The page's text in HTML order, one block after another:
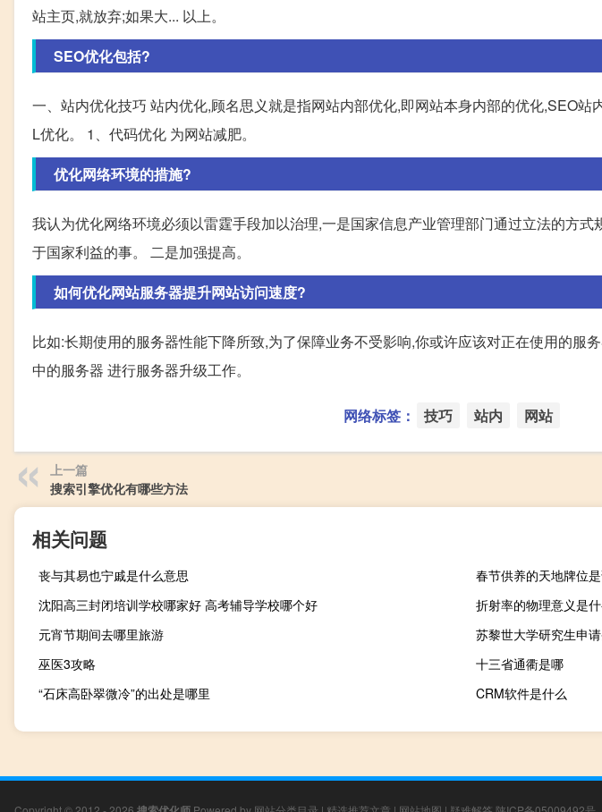
站主页,就放弃;如果大... 以上。
SEO优化包括?
一、站内优化技巧 站内优化,顾名思义就是指网站内部优化,即网站本身内部的优化,SEO
L优化。 1、代码优化 为网站减肥。
优化网络环境的措施?
我认为优化网络环境必须以雷霆手段加以治理,一是国家信息产业管理部门通过立法的方
于国家利益的事。 二是加强提高。
如何优化网站服务器提升网站访问速度?
比如:长期使用的服务器性能下降所致,为了保障业务不受影响,你或许应该对正在使用的服
中的服务器 进行服务器升级工作。
网络标签： 技巧 站内 网站
上一篇
搜索引擎优化有哪些方法
相关问题
丧与其易也宁戚是什么意思
春节供养的天地牌位
沈阳高三封闭培训学校哪家好 高考辅导学校哪个好
折射率的物理意义是
元宵节期间去哪里旅游
苏黎世大学研究生申
巫医3攻略
十三省通衢是哪
“石床高卧翠微冷”的出处是哪里
CRM软件是什么